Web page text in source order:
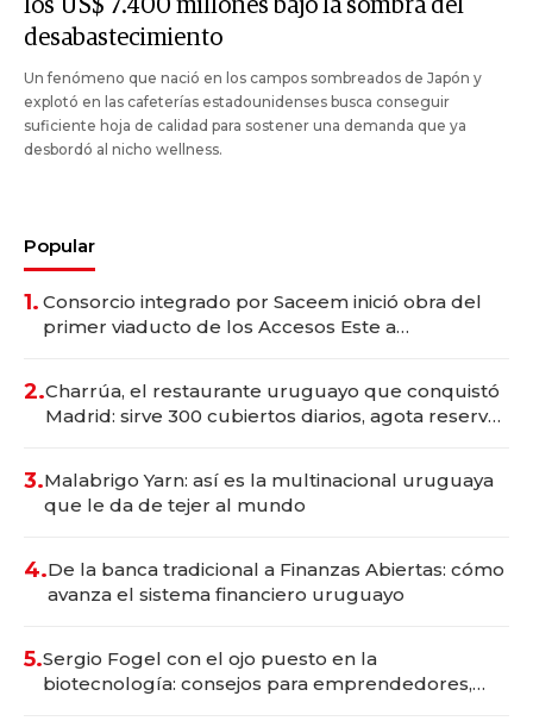
los US$ 7.400 millones bajo la sombra del
desabastecimiento
Un fenómeno que nació en los campos sombreados de Japón y
explotó en las cafeterías estadounidenses busca conseguir
suficiente hoja de calidad para sostener una demanda que ya
desbordó al nicho wellness.
Popular
1. Consorcio integrado por Saceem inició obra del
primer viaducto de los Accesos Este a
2.Charrúa, el restaurante uruguayo que conquistó
Madrid: sirve 300 cubiertos diarios, agota reservas
3.Malabrigo Yarn: así es la multinacional uruguaya
que le da de tejer al mundo
4.De la banca tradicional a Finanzas Abiertas: cómo
avanza el sistema financiero uruguayo
5.Sergio Fogel con el ojo puesto en la
biotecnología: consejos para emprendedores,